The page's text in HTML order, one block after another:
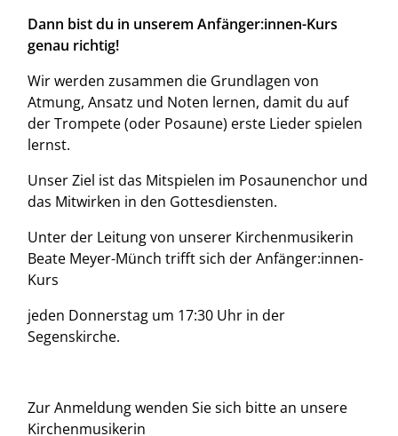
Dann bist du in unserem Anfänger:innen-Kurs
genau richtig!
Wir werden zusammen die Grundlagen von
Atmung, Ansatz und Noten lernen, damit du auf
der Trompete (oder Posaune) erste Lieder spielen
lernst.
Unser Ziel ist das Mitspielen im Posaunenchor und
das Mitwirken in den Gottesdiensten.
Unter der Leitung von unserer Kirchenmusikerin
Beate Meyer-Münch trifft sich der Anfänger:innen-
Kurs
jeden Donnerstag um 17:30 Uhr in der
Segenskirche.
Zur Anmeldung wenden Sie sich bitte an unsere
Kirchenmusikerin